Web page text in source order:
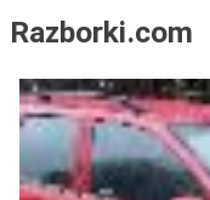
Razborki.com